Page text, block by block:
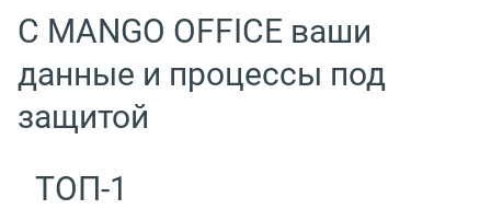
С MANGO OFFICE ваши
данные и процессы под
защитой
ТОП-1